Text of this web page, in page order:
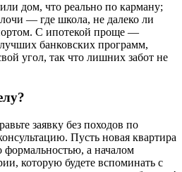
дом, что реально по карману;
— где школа, не далеко ли
С ипотекой проще —
банковских программ,
угол, так что лишних забот не
заявку без походов по
Пусть новая квартира
формальностью, а началом
которую будете вспоминать с